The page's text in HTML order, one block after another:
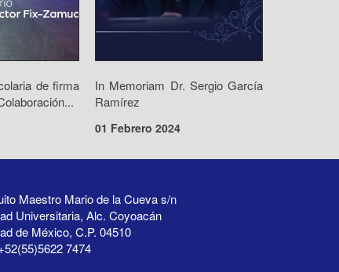
de firma
In Memoriam Dr. Sergio García
Ramírez
01 Febrero 2024
Maestro Mario de la Cueva s/n
Universitaria, Alc. Coyoacán
de México, C.P. 04510
7474